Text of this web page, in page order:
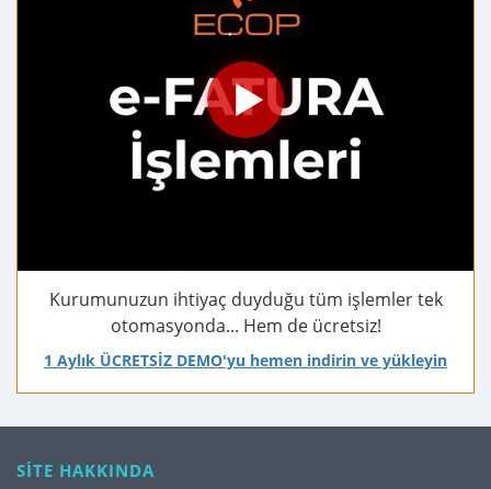
Kurumunuzun ihtiyaç duyduğu tüm işlemler tek
otomasyonda... Hem de ücretsiz!
1 Aylık ÜCRETSİZ DEMO'yu hemen indirin ve yükleyin
SİTE HAKKINDA